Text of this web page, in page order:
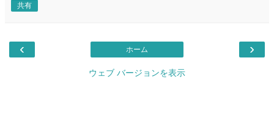
共有
‹ ›
ホーム
ウェブ バージョンを表示